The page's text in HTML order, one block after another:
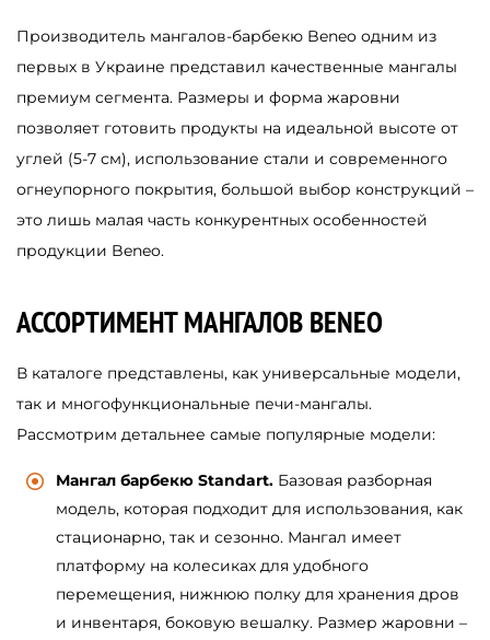
Производитель мангалов-барбекю Beneo одним из
первых в Украине представил качественные мангалы
премиум сегмента. Размеры и форма жаровни
позволяет готовить продукты на идеальной высоте от
углей (5-7 см), использование стали и современного
огнеупорного покрытия, большой выбор конструкций –
это лишь малая часть конкурентных особенностей
продукции Beneo.
АССОРТИМЕНТ МАНГАЛОВ BENEO
В каталоге представлены, как универсальные модели,
так и многофункциональные печи-мангалы.
Рассмотрим детальнее самые популярные модели:
Мангал барбекю Standart. Базовая разборная
модель, которая подходит для использования, как
стационарно, так и сезонно. Мангал имеет
платформу на колесиках для удобного
перемещения, нижнюю полку для хранения дров
и инвентаря, боковую вешалку. Размер жаровни –